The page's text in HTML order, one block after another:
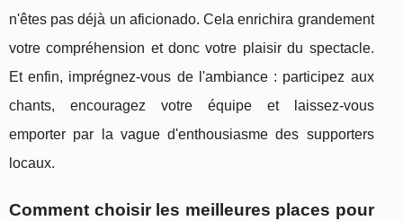
n'êtes pas déjà un aficionado. Cela enrichira grandement
votre compréhension et donc votre plaisir du spectacle.
Et enfin, imprégnez-vous de l'ambiance : participez aux
chants, encouragez votre équipe et laissez-vous
emporter par la vague d'enthousiasme des supporters
locaux.
Comment choisir les meilleures places pour